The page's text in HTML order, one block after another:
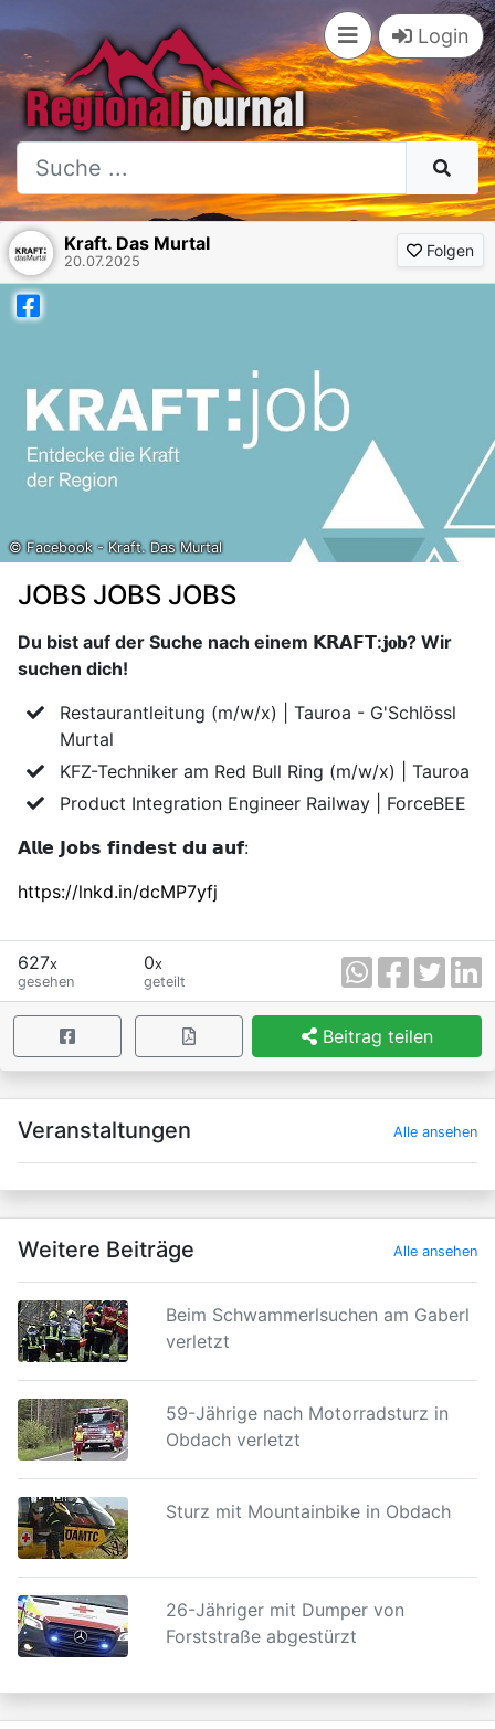
Login
Kraft. Das Murtal
20.07.2025
Folgen
© Facebook - Kraft. Das Murtal
JOBS JOBS JOBS
Du bist auf der Suche nach einem 𝗞𝗥𝗔𝗙𝗧:𝐣𝐨𝐛? Wir
suchen dich!
Restaurantleitung (m/w/x) | Tauroa - G'Schlössl
Murtal
KFZ-Techniker am Red Bull Ring (m/w/x) | Tauroa
Product Integration Engineer Railway | ForceBEE
𝗔𝗹𝗹𝗲 𝗝𝗼𝗯𝘀 𝗳𝗶𝗻𝗱𝗲𝘀𝘁 𝗱𝘂 𝗮𝘂𝗳:
https://lnkd.in/dcMP7yfj
627x
gesehen
0x
geteilt
Beitrag teilen
×
Veranstaltungen Alle ansehen
Weitere Beiträge Alle ansehen
Beim Schwammerlsuchen am Gaberl
verletzt
59-Jährige nach Motorradsturz in
Obdach verletzt
Sturz mit Mountainbike in Obdach
26-Jähriger mit Dumper von
Forststraße abgestürzt